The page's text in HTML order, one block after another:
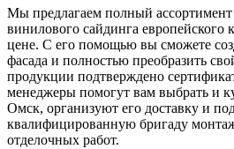
Мы предлагаем полный ассортимент
винилового сайдинга европейского
цене. С его помощью вы сможете
фасада и полностью преобразить
продукции подтверждено
менеджеры помогут вам выбрать и
Омск, организуют его доставку и
квалифицированную бригаду
отделочных работ.